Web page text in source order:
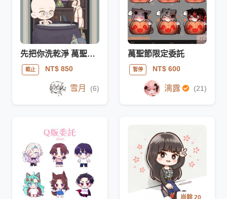
先把你洗乾淨 萬聖節動圖模板
截止 NT$ 850
雪月 (6)
萬聖節限定委託
暫停 NT$ 600
漓露 (21)
尚餘 20